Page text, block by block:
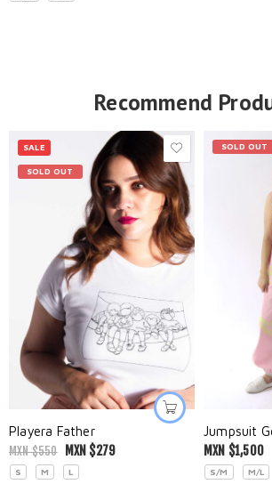
Recommend
SALE
SOLD OUT
Playera Father
MXN $550 MXN $279
S M L
SOLD OUT
MXN $1,500
S/M M/L